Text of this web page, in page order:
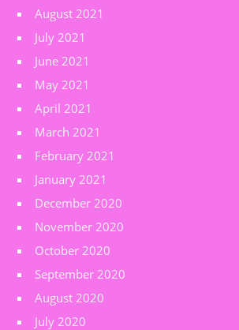
August 2021
July 2021
June 2021
May 2021
April 2021
March 2021
February 2021
January 2021
December 2020
November 2020
October 2020
September 2020
August 2020
July 2020